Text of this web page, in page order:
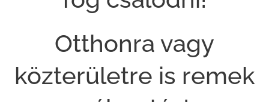
Otthonra vagy
közterületre is remek